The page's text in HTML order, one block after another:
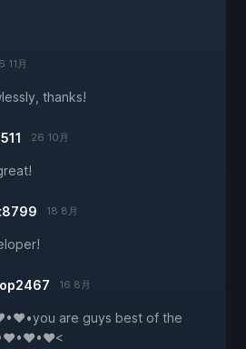
6 11月
thanks!
26 10月
18 8月
16 8月
are guys best of the